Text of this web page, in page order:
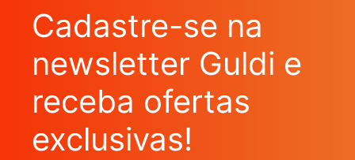
Cadastre-se na
newsletter Guldi e
receba ofertas
exclusivas!